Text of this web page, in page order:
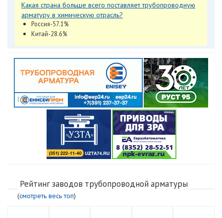
Какая страна больше всего поставляет трубопроводную
арматуру в химическую отрасль?
Россия-57.1%
Китай-28.6%
Рейтинг заводов трубопроводной арматуры
(смотреть весь топ)